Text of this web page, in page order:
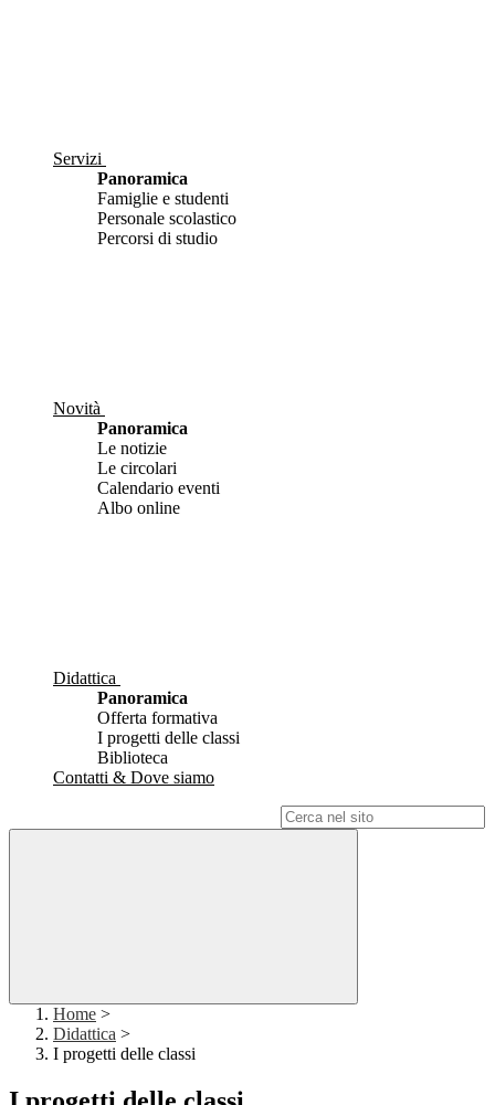
Servizi
Panoramica
Famiglie e studenti
Personale scolastico
Percorsi di studio
Novità
Panoramica
Le notizie
Le circolari
Calendario eventi
Albo online
Didattica
Panoramica
Offerta formativa
I progetti delle classi
Biblioteca
Contatti & Dove siamo
Home >
Didattica >
I progetti delle classi